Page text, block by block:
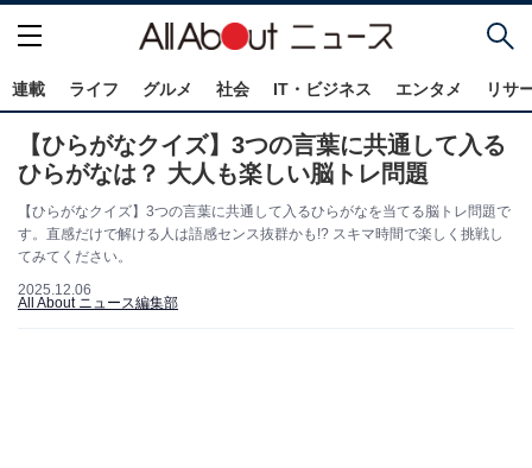
連載 ライフ グルメ 社会 IT・ビジネス エンタメ リサ
【ひらがなクイズ】3つの言葉に共通して入る
ひらがなは？ 大人も楽しい脳トレ問題
【ひらがなクイズ】3つの言葉に共通して入るひらがなを当てる脳トレ問題で
す。直感だけで解ける人は語感センス抜群かも!? スキマ時間で楽しく挑戦し
てみてください。
2025.12.06
All About ニュース編集部